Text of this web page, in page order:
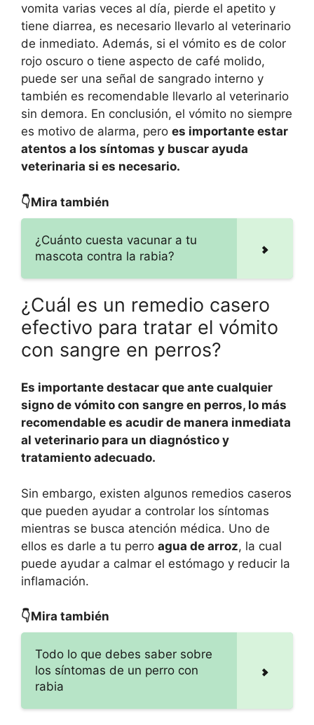
vomita varias veces al día, pierde el apetito y
tiene diarrea, es necesario llevarlo al veterinario
de inmediato. Además, si el vómito es de color
rojo oscuro o tiene aspecto de café molido,
puede ser una señal de sangrado interno y
también es recomendable llevarlo al veterinario
sin demora. En conclusión, el vómito no siempre
es motivo de alarma, pero es importante estar
atentos a los síntomas y buscar ayuda
veterinaria si es necesario.
👇Mira también
¿Cuánto cuesta vacunar a tu
mascota contra la rabia?
¿Cuál es un remedio casero
efectivo para tratar el vómito
con sangre en perros?
Es importante destacar que ante cualquier
signo de vómito con sangre en perros, lo más
recomendable es acudir de manera inmediata
al veterinario para un diagnóstico y
tratamiento adecuado.
Sin embargo, existen algunos remedios caseros
que pueden ayudar a controlar los síntomas
mientras se busca atención médica. Uno de
ellos es darle a tu perro agua de arroz, la cual
puede ayudar a calmar el estómago y reducir la
inflamación.
👇Mira también
Todo lo que debes saber sobre
los síntomas de un perro con
rabia